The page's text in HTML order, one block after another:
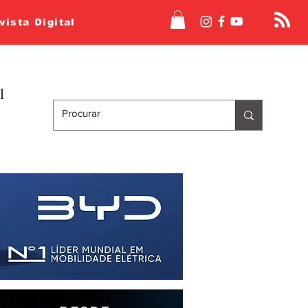
Digital